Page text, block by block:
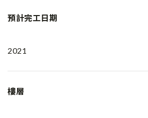
預計完工日期
2021
樓層